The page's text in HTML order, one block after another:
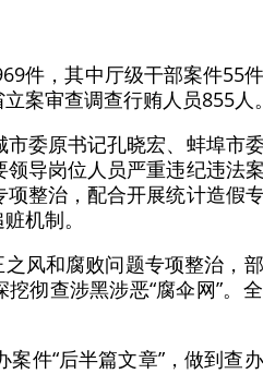
件，其中厅级干部案件55
案审查调查行贿人员855人。
委原书记孔晓宏、蚌埠市
导岗位人员严重违纪违法
整治，配合开展统计造假
机制。
风和腐败问题专项整治，
彻查涉黑涉恶“腐伞网”。
件“后半篇文章”，做到查